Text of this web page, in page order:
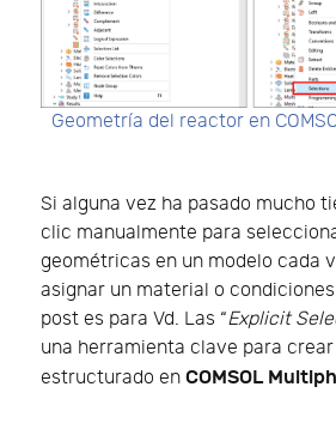
Geometría del reactor en
Si alguna vez ha pasado mucho
clic manualmente para
geométricas en un modelo cada
asignar un material o
post es para Vd. Las “Explicit
una herramienta clave para
estructurado en COMSOL